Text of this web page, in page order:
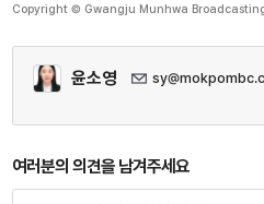
Copyright © Gwangju Munhwa
윤소영
여러분의 의견을 남겨주세요